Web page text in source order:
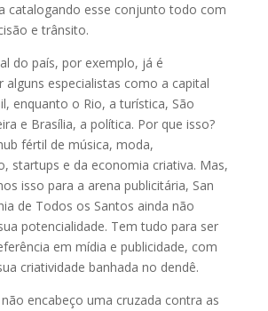
catalogando esse conjunto todo com
e trânsito.
do país, por exemplo, já é
alguns especialistas como a capital
enquanto o Rio, a turística, São
e Brasília, a política. Por que isso?
fértil de música, moda,
startups e da economia criativa. Mas,
isso para a arena publicitária, San
de Todos os Santos ainda não
potencialidade. Tem tudo para ser
em mídia e publicidade, com
criatividade banhada no dendê.
encabeço uma cruzada contra as